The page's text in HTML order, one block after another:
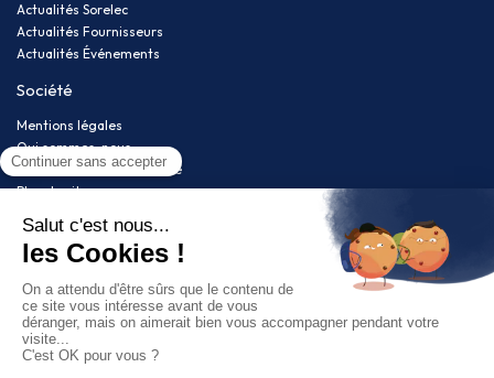
Actualités Sorelec
Actualités Fournisseurs
Actualités Événements
Société
Mentions légales
Qui sommes-nous
Politique de confidentialité
Plan du site
Newsletter
Restez informé(e) de nos nouveautés !
Suivez-nous